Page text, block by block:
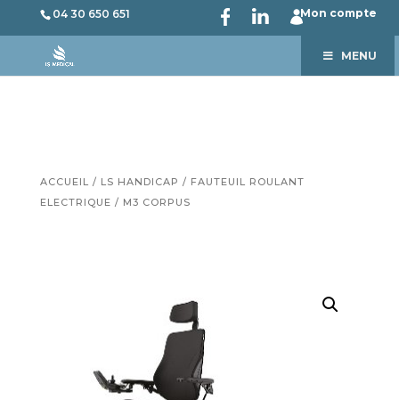
04 30 650 651 Mon compte
MENU
ACCUEIL / LS HANDICAP / FAUTEUIL ROULANT
ELECTRIQUE / M3 CORPUS